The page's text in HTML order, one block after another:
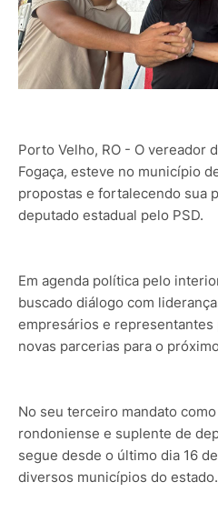
Porto Velho, RO - O vereador
Fogaça, esteve no município
propostas e fortalecendo sua
deputado estadual pelo PSD.
Em agenda política pelo
buscado diálogo com
empresários e
novas parcerias para o
No seu terceiro mandato
rondoniense e suplente de
segue desde o último dia 16
diversos municípios do estado.